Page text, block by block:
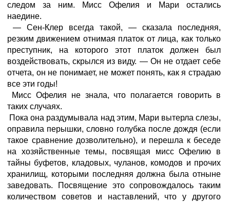
следом за ним. Мисс Офелия и Мари остались
наедине.
— Сен-Клер всегда такой, — сказала последняя,
резким движением отнимая платок от лица, как только
преступник, на которого этот платок должен был
воздействовать, скрылся из виду. — Он не отдает себе
отчета, он не понимает, не может понять, как я страдаю
все эти годы!
Мисс Офелия не знала, что полагается говорить в
таких случаях.
Пока она раздумывала над этим, Мари вытерла слезы,
оправила перышки, словно голубка после дождя (если
такое сравнение дозволительно), и перешла к беседе
на хозяйственные темы, посвящая мисс Офелию в
тайны буфетов, кладовых, чуланов, комодов и прочих
хранилищ, которыми последняя должна была отныне
заведовать. Посвящение это сопровождалось таким
количеством советов и наставлений, что у другого